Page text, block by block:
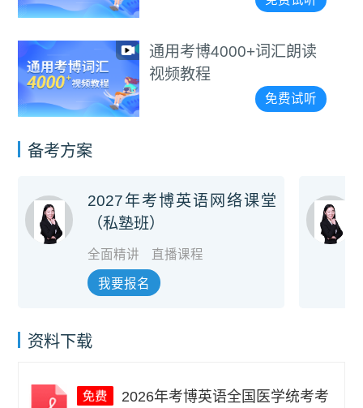
通用考博4000+词汇朗读
视频教程
免费试听
备考方案
2027年考博英语网络课堂
（私塾班）
全面精讲 直播课程
我要报名
资料下载